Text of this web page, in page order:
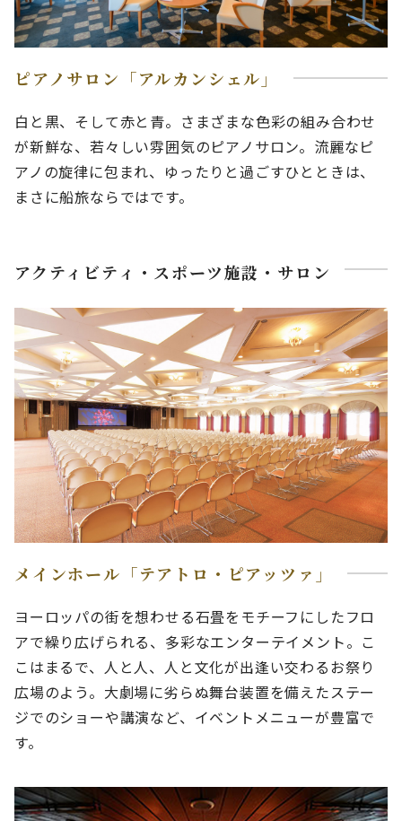
ピアノサロン「アルカンシェル」
白と黒、そして赤と青。さまざまな色彩の組み合わせ
が新鮮な、若々しい雰囲気のピアノサロン。流麗なピ
アノの旋律に包まれ、ゆったりと過ごすひとときは、
まさに船旅ならではです。
アクティビティ・スポーツ施設・サロン
メインホール「テアトロ・ピアッツァ」
ヨーロッパの街を想わせる石畳をモチーフにしたフロ
アで繰り広げられる、多彩なエンターテイメント。こ
こはまるで、人と人、人と文化が出逢い交わるお祭り
広場のよう。大劇場に劣らぬ舞台装置を備えたステー
ジでのショーや講演など、イベントメニューが豊富で
す。